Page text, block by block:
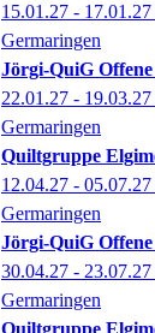
15.01.27 - 17.01.27
Germaringen
Jörgi-QuiG
22.01.27 - 19.03.27
Germaringen
Quiltgruppe
12.04.27 - 05.07.27
Germaringen
Jörgi-QuiG
30.04.27 - 23.07.27
Germaringen
Quiltgruppe